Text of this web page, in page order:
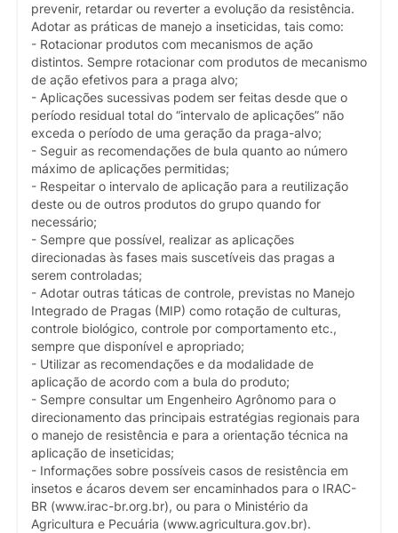
prevenir, retardar ou reverter a evolução da resistência.
Adotar as práticas de manejo a inseticidas, tais como:
- Rotacionar produtos com mecanismos de ação
distintos. Sempre rotacionar com produtos de mecanismo
de ação efetivos para a praga alvo;
- Aplicações sucessivas podem ser feitas desde que o
período residual total do “intervalo de aplicações” não
exceda o período de uma geração da praga-alvo;
- Seguir as recomendações de bula quanto ao número
máximo de aplicações permitidas;
- Respeitar o intervalo de aplicação para a reutilização
deste ou de outros produtos do grupo quando for
necessário;
- Sempre que possível, realizar as aplicações
direcionadas às fases mais suscetíveis das pragas a
serem controladas;
- Adotar outras táticas de controle, previstas no Manejo
Integrado de Pragas (MIP) como rotação de culturas,
controle biológico, controle por comportamento etc.,
sempre que disponível e apropriado;
- Utilizar as recomendações e da modalidade de
aplicação de acordo com a bula do produto;
- Sempre consultar um Engenheiro Agrônomo para o
direcionamento das principais estratégias regionais para
o manejo de resistência e para a orientação técnica na
aplicação de inseticidas;
- Informações sobre possíveis casos de resistência em
insetos e ácaros devem ser encaminhados para o IRAC-
BR (www.irac-br.org.br), ou para o Ministério da
Agricultura e Pecuária (www.agricultura.gov.br).